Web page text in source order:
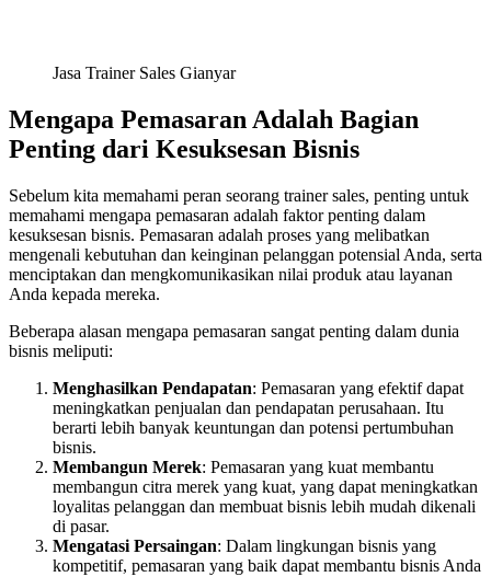
Jasa Trainer Sales Gianyar
Mengapa Pemasaran Adalah Bagian
Penting dari Kesuksesan Bisnis
Sebelum kita memahami peran seorang trainer sales, penting untuk
memahami mengapa pemasaran adalah faktor penting dalam
kesuksesan bisnis. Pemasaran adalah proses yang melibatkan
mengenali kebutuhan dan keinginan pelanggan potensial Anda, serta
menciptakan dan mengkomunikasikan nilai produk atau layanan
Anda kepada mereka.
Beberapa alasan mengapa pemasaran sangat penting dalam dunia
bisnis meliputi:
Menghasilkan Pendapatan: Pemasaran yang efektif dapat
meningkatkan penjualan dan pendapatan perusahaan. Itu
berarti lebih banyak keuntungan dan potensi pertumbuhan
bisnis.
Membangun Merek: Pemasaran yang kuat membantu
membangun citra merek yang kuat, yang dapat meningkatkan
loyalitas pelanggan dan membuat bisnis lebih mudah dikenali
di pasar.
Mengatasi Persaingan: Dalam lingkungan bisnis yang
kompetitif, pemasaran yang baik dapat membantu bisnis Anda